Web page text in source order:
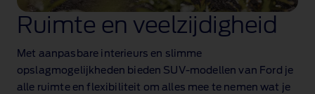
Ruimte en veelzijdigheid
Met aanpasbare interieurs en slimme
opslagmogelijkheden bieden SUV‑modellen van Ford je
alle ruimte en flexibiliteit om alles mee te nemen wat je